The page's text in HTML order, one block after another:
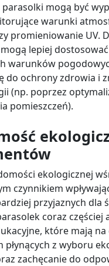
mogą być
warunki
promieniowanie UV.
lepiej
warunków
do ochrony zdrowia i
(np. poprzez
pomieszczeń).
ekologicznej
czynnikiem
przyjaznych dla
coraz częściej
które mają
płynących z wyboru
zachęcanie do